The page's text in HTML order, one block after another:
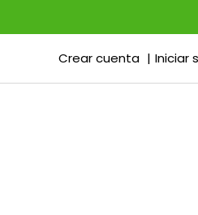
Crear cuenta Iniciar